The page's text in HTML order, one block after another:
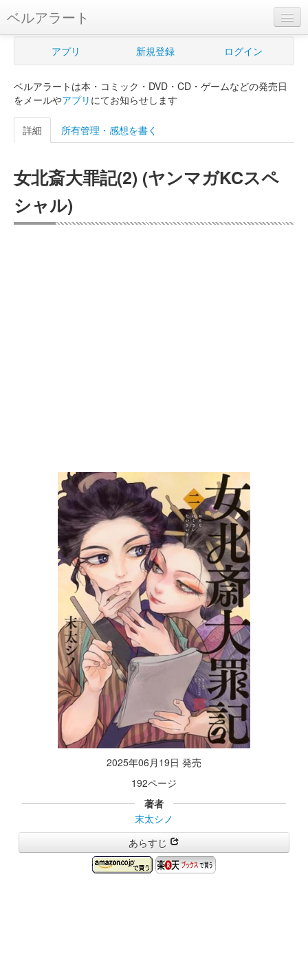
ベルアラート
ベルアラートとは
新規登録
ログイン
購入管理
Myシェルフ
アプリ 新規登録 ログイン
ベルアラートは本・コミック・DVD・CD・ゲームなどの発売日
をメールやアプリ にてお知らせします
詳細 所有管理・感想を書く
女北斎大罪記(2) (ヤンマガKCスペ
シャル)
2025年06月19日 発売
192ページ
著者
末太シノ
あらすじ